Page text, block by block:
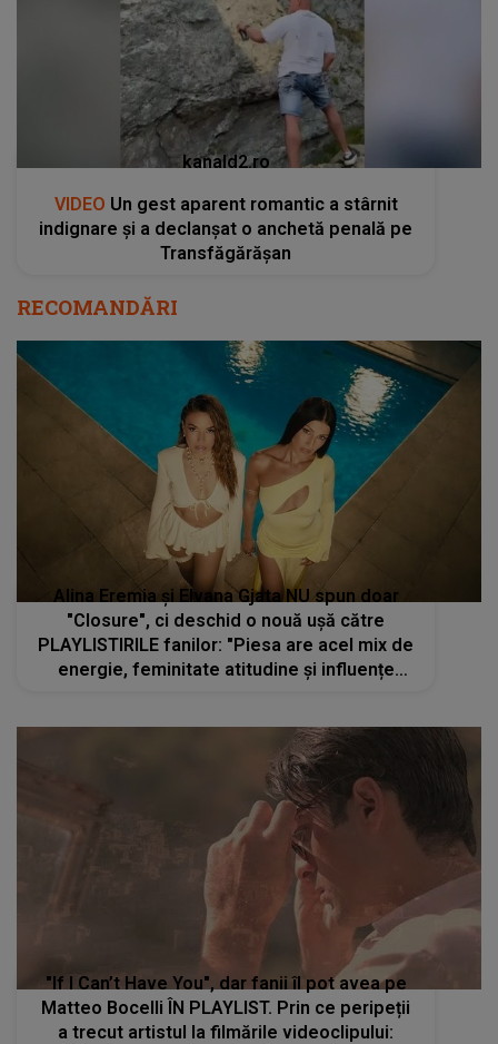
kanald2.ro
VIDEO Un gest aparent romantic a stârnit
indignare și a declanșat o anchetă penală pe
Transfăgărășan
RECOMANDĂRI
Alina Eremia și Elvana Gjata NU spun doar
"Closure", ci deschid o nouă ușă către
PLAYLISTIRILE fanilor: "Piesa are acel mix de
energie, feminitate atitudine și influențe
"If I Can’t Have You", dar fanii îl pot avea pe
Matteo Bocelli ÎN PLAYLIST. Prin ce peripeții
a trecut artistul la filmările videoclipului: